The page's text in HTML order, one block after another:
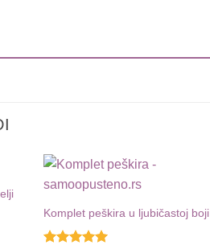
Komplet peškira u ljubičastoj boji